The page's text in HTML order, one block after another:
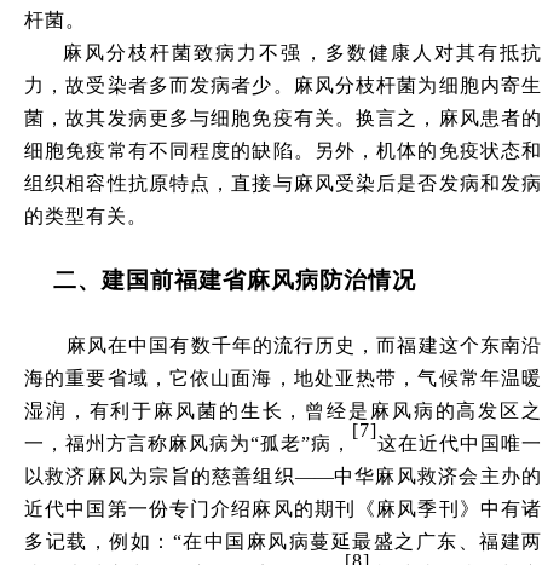
杆菌。
麻风分枝杆菌致病力不强，多数健康人对其有抵抗
力，故受染者多而发病者少。麻风分枝杆菌为细胞内寄生
菌，故其发病更多与细胞免疫有关。换言之，麻风患者的
细胞免疫常有不同程度的缺陷。另外，机体的免疫状态和
组织相容性抗原特点，直接与麻风受染后是否发病和发病
的类型有关。
二、 建国前福建省麻风病防治情况
麻风在中国有数千年的流行历史，而福建这个东南沿
海的重要省域，它依山面海，地处亚热带，气候常年温暖
湿润，有利于麻风菌的生长，曾经是麻风病的高发区之
一，福州方言称麻风病为“孤老”病，
[7]
这在近代中国唯一
以救济麻风为宗旨的慈善组织——中华麻风救济会主办的
近代中国第一份专门介绍麻风的期刊《麻风季刊》中有诸
多记载，例如： “在中国麻风病蔓延最盛之广东、福建两
[8]